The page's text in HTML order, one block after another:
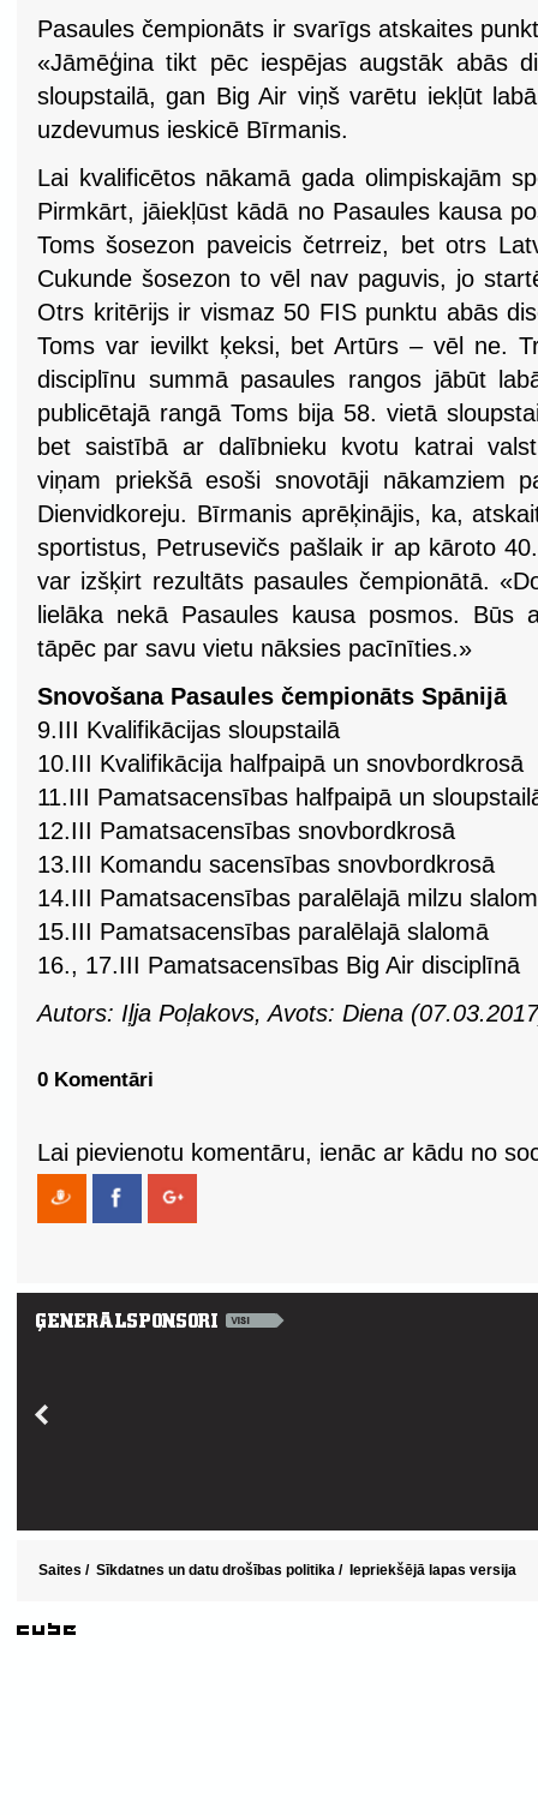
Pasaules čempionāts ir svarīgs atskaites
«Jāmēģina tikt pēc iespējas augstāk abās
sloupstailā, gan Big Air viņš varētu iekļūt
uzdevumus ieskicē Bīrmanis.
Lai kvalificētos nākamā gada olimpiskajām
Pirmkārt, jāiekļūst kādā no Pasaules kausa
Toms šosezon paveicis četrreiz, bet otrs
Cukunde šosezon to vēl nav paguvis, jo
Otrs kritērijs ir vismaz 50 FIS punktu abās
Toms var ievilkt ķeksi, bet Artūrs – vēl ne.
disciplīnu summā pasaules rangos jābūt
publicētajā rangā Toms bija 58. vietā
bet saistībā ar dalībnieku kvotu katrai
viņam priekšā esoši snovotāji nākamziem
Dienvidkoreju. Bīrmanis aprēķinājis, ka,
sportistus, Petrusevičs pašlaik ir ap kāroto
var izšķirt rezultāts pasaules čempionātā.
lielāka nekā Pasaules kausa posmos. Būs
tāpēc par savu vietu nāksies pacīnīties.»
Snovošana Pasaules čempionāts Spānijā
9.III Kvalifikācijas sloupstailā
10.III Kvalifikācija halfpaipā un snovbordkrosā
11.III Pamatsacensības halfpaipā un
12.III Pamatsacensības snovbordkrosā
13.III Komandu sacensības snovbordkrosā
14.III Pamatsacensības paralēlajā milzu
15.III Pamatsacensības paralēlajā slalomā
16., 17.III Pamatsacensības Big Air disciplīnā
Autors: Iļja Poļakovs, Avots: Diena
0 Komentāri
Lai pievienotu komentāru, ienāc ar kādu no
Saites / Sīkdatnes un datu drošības politika / Iepriekšējā lapas versija